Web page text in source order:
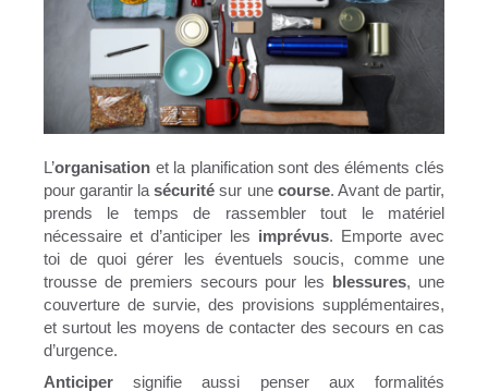
L’organisation et la planification sont des éléments clés
pour garantir lasécuritésur une course. Avant de partir,
prends le temps de rassembler tout le matériel
nécessaire et d’anticiper les imprévus. Emporte avec
toi de quoi gérer les éventuels soucis, comme une
trousse de premiers secours pour les
blessures, une
couverture de survie, des provisions supplémentaires,
et surtout les moyens de contacter des secours en cas
d’urgence.
Anticiper signifie aussi penser aux formalités